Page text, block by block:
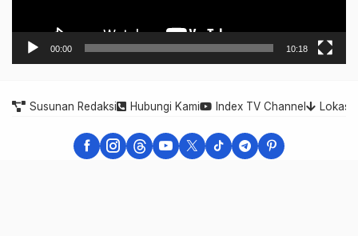
00:00 10:18
Susunan Redaksi Hubungi Kami Index TV Channel Lokasi